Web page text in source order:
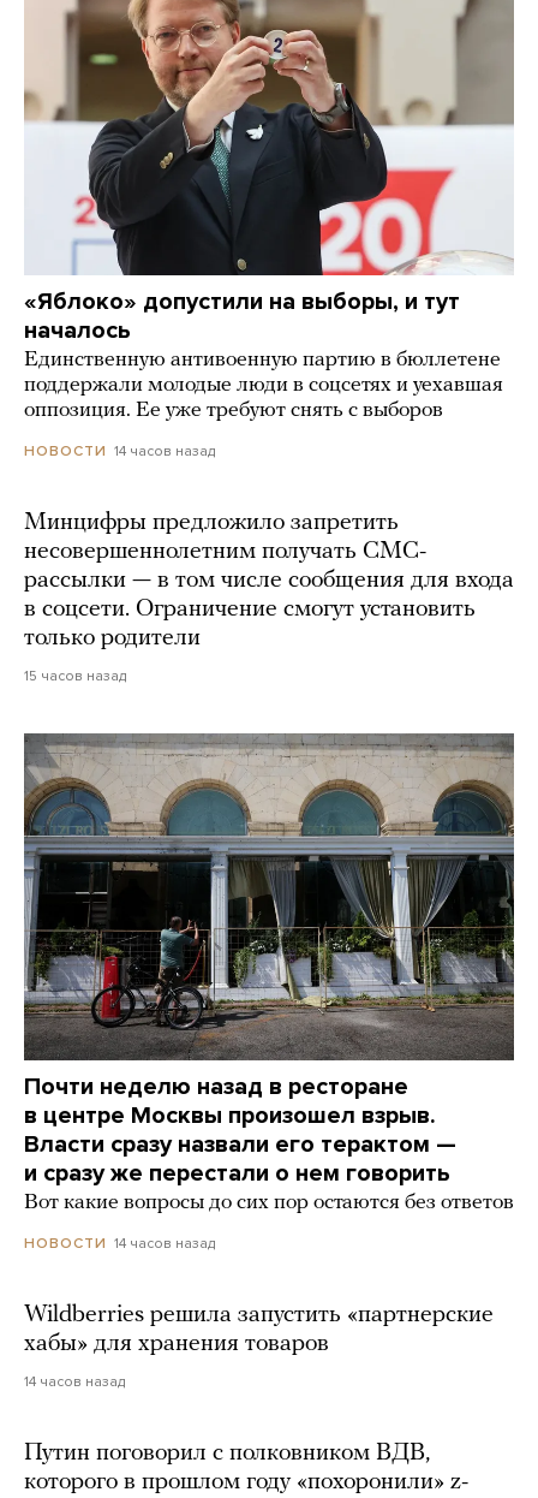
«Яблоко» допустили на выборы, и тут
началось
Единственную антивоенную партию в бюллетене
поддержали молодые люди в соцсетях и уехавшая
оппозиция. Ее уже требуют снять с выборов
НОВОСТИ 14 часов назад
Минцифры предложило запретить
несовершеннолетним получать СМС-
рассылки — в том числе сообщения для входа
в соцсети. Ограничение смогут установить
только родители
15 часов назад
Почти неделю назад в ресторане
в центре Москвы произошел взрыв.
Власти сразу назвали его терактом —
и сразу же перестали о нем говорить
Вот какие вопросы до сих пор остаются без ответов
НОВОСТИ 14 часов назад
Wildberries решила запустить «партнерские
хабы» для хранения товаров
14 часов назад
Путин поговорил с полковником ВДВ,
которого в прошлом году «похоронили» z-